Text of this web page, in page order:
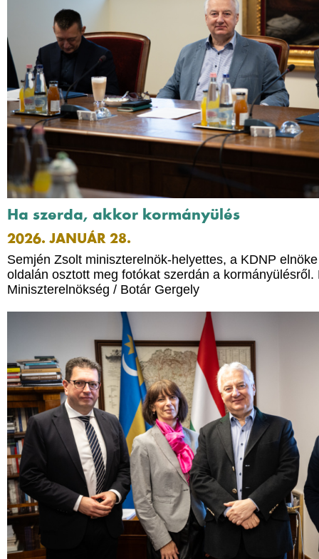
Ha szerda, akkor kormányülés
2026. JANUÁR 28.
Semjén Zsolt miniszterelnök-helyettes, a KDNP
oldalán osztott meg fotókat szerdán a kormányülésről.
Miniszterelnökség / Botár Gergely